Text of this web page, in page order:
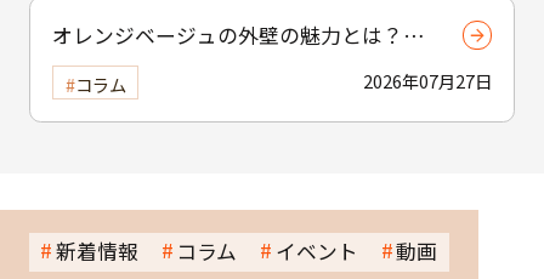
オレンジベージュの外壁の魅力とは？温
かみと個性を引き出す選び方と注意点2026年07月27日
コラム
新着情報 コラム イベント 動画